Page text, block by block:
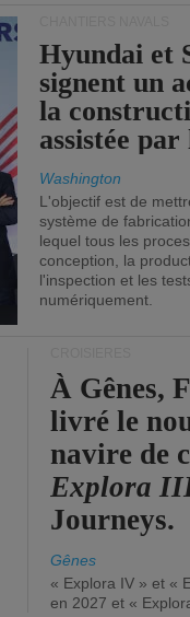
Hyundai et
signent un
la
assistée
Washington
L'objectif est de
système de
lequel tous les
conception, la
l'inspection et les
numériquement.
À Gênes,
livré le
navire de
Explora
Journeys.
Gênes
« Explora IV » et «
en 2027 et «